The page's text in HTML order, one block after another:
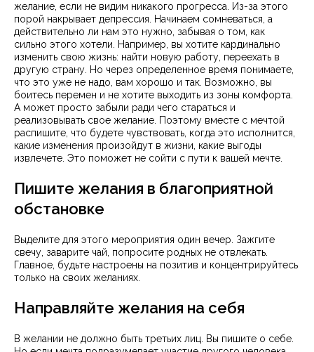
желание, если не видим никакого прогресса. Из-за этого
порой накрывает депрессия. Начинаем сомневаться, а
действительно ли нам это нужно, забывая о том, как
сильно этого хотели. Например, вы хотите кардинально
изменить свою жизнь: найти новую работу, переехать в
другую страну. Но через определенное время понимаете,
что это уже не надо, вам хорошо и так. Возможно, вы
боитесь перемен и не хотите выходить из зоны комфорта.
А может просто забыли ради чего стараться и
реализовывать свое желание. Поэтому вместе с мечтой
распишите, что будете чувствовать, когда это исполнится,
какие изменения произойдут в жизни, какие выгоды
извлечете. Это поможет не сойти с пути к вашей мечте.
Пишите желания в благоприятной
обстановке
Выделите для этого мероприятия один вечер. Зажгите
свечу, заварите чай, попросите родных не отвлекать.
Главное, будьте настроены на позитив и концентрируйтесь
только на своих желаниях.
Направляйте желания на себя
В желании не должно быть третьих лиц. Вы пишите о себе.